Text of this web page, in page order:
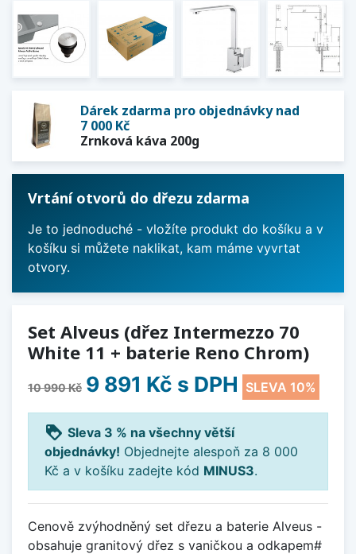
Dárek zdarma pro objednávky nad
7 000 Kč
Zrnková káva 200g
Vrtání otvorů do dřezu zdarma
Je to jednoduché - vložíte produkt do košíku a v
košíku si můžete naklikat, kam máme vyvrtat
otvory.
Set Alveus (dřez Intermezzo 70
White 11 + baterie Reno Chrom)
10 990 Kč 9 891 Kč s DPH SLEVA 10%
loyalty Sleva 3 % na všechny větší
objednávky! Objednejte alespoň za 8 000
Kč a v košíku zadejte kód MINUS3.
Cenově zvýhodněný set dřezu a baterie Alveus -
obsahuje granitový dřez s vaničkou a odkapem#